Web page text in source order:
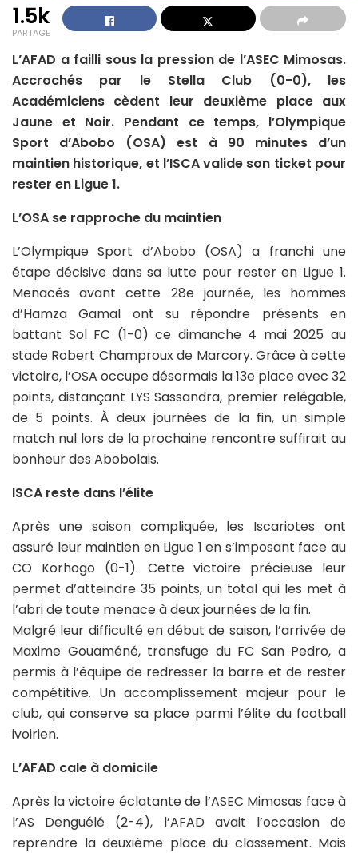
1.5k
PARTAGE
L’AFAD a failli sous la pression de l’ASEC Mimosas.
Accrochés par le Stella Club (0-0), les
Académiciens cèdent leur deuxième place aux
Jaune et Noir. Pendant ce temps, l’Olympique
Sport d’Abobo (OSA) est à 90 minutes d’un
maintien historique, et l’ISCA valide son ticket pour
rester en Ligue 1.
L’OSA se rapproche du maintien
L’Olympique Sport d’Abobo (OSA) a franchi une
étape décisive dans sa lutte pour rester en Ligue 1.
Menacés avant cette 28e journée, les hommes
d’Hamza Gamal ont su répondre présents en
battant Sol FC (1-0) ce dimanche 4 mai 2025 au
stade Robert Champroux de Marcory. Grâce à cette
victoire, l’OSA occupe désormais la 13e place avec 32
points, distançant LYS Sassandra, premier relégable,
de 5 points. À deux journées de la fin, un simple
match nul lors de la prochaine rencontre suffirait au
bonheur des Abobolais.
ISCA reste dans l’élite
Après une saison compliquée, les Iscariotes ont
assuré leur maintien en Ligue 1 en s’imposant face au
CO Korhogo (0-1). Cette victoire précieuse leur
permet d’atteindre 35 points, un total qui les met à
l’abri de toute menace à deux journées de la fin.
Malgré leur difficulté en début de saison, l’arrivée de
Maxime Gouaméné, transfuge du FC San Pedro, a
permis à l’équipe de redresser la barre et de rester
compétitive. Un accomplissement majeur pour le
club, qui conserve sa place parmi l’élite du football
ivoirien.
L’AFAD cale à domicile
Après la victoire éclatante de l’ASEC Mimosas face à
l’AS Denguélé (2-4), l’AFAD avait l’occasion de
reprendre la deuxième place du classement. Mais